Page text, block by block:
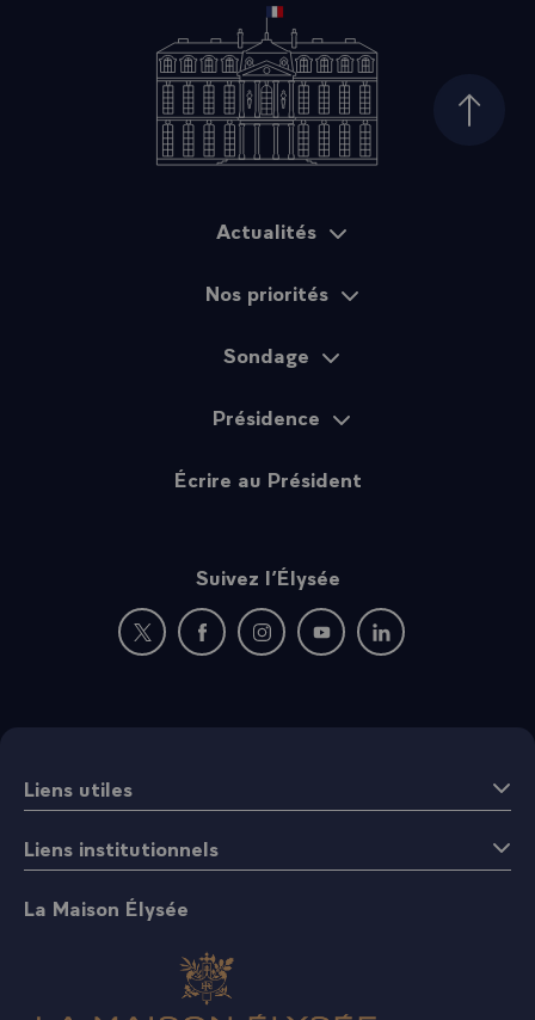
Haut
Actualités
Nos priorités
Sondage
Présidence
Écrire au Président
Suivez l’Élysée
Nouvelle fenêtre : rejoignez-nous sur Twitter
Nouvelle fenêtre : rejoignez-nous sur
Nouvelle fenêtre : rejoignez-nous
Nouvelle fenêtre :
Nouvelle fenêtre :
Liens utiles
Liens institutionnels
La Maison Élysée